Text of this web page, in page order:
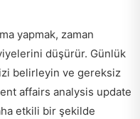
yapmak, zaman
düşürür. Günlük
belirleyin ve gereksiz
affairs analysis update
etkili bir şekilde